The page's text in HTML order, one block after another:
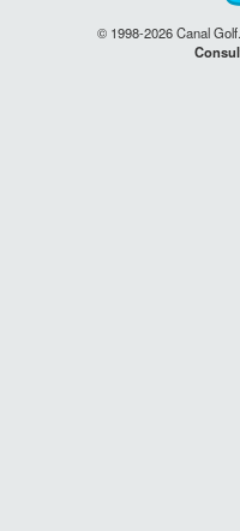
© 1998-2026 Canal